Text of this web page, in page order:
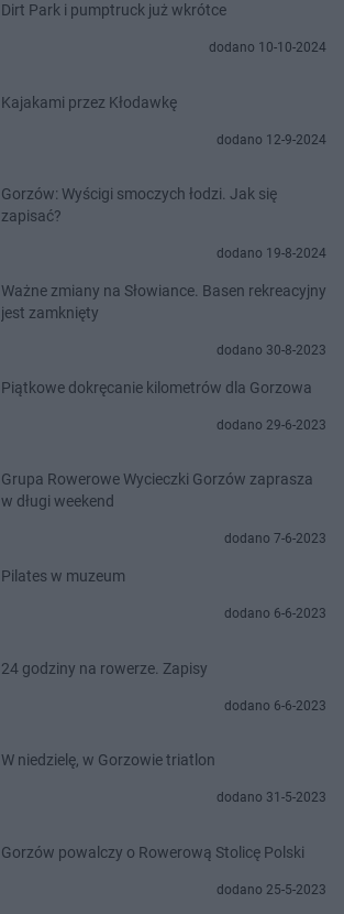
Dirt Park i pumptruck już wkrótce
dodano 10-10-2024
Kajakami przez Kłodawkę
dodano 12-9-2024
Gorzów: Wyścigi smoczych łodzi. Jak się
zapisać?
dodano 19-8-2024
Ważne zmiany na Słowiance. Basen rekreacyjny
jest zamknięty
dodano 30-8-2023
Piątkowe dokręcanie kilometrów dla Gorzowa
dodano 29-6-2023
Grupa Rowerowe Wycieczki Gorzów zaprasza
w długi weekend
dodano 7-6-2023
Pilates w muzeum
dodano 6-6-2023
24 godziny na rowerze. Zapisy
dodano 6-6-2023
W niedzielę, w Gorzowie triatlon
dodano 31-5-2023
Gorzów powalczy o Rowerową Stolicę Polski
dodano 25-5-2023